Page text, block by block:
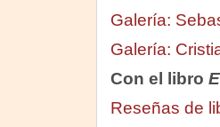
Galería:
Galería:
Con el libro
Reseñas de